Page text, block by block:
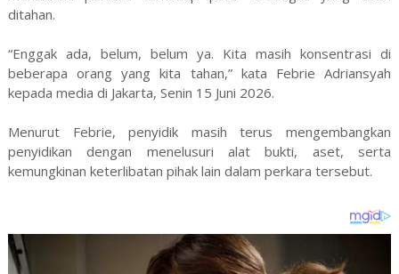
ditahan.
“Enggak ada, belum, belum ya. Kita masih konsentrasi di
beberapa orang yang kita tahan,” kata Febrie Adriansyah
kepada media di Jakarta, Senin 15 Juni 2026.
Menurut Febrie, penyidik masih terus mengembangkan
penyidikan dengan menelusuri alat bukti, aset, serta
kemungkinan keterlibatan pihak lain dalam perkara tersebut.